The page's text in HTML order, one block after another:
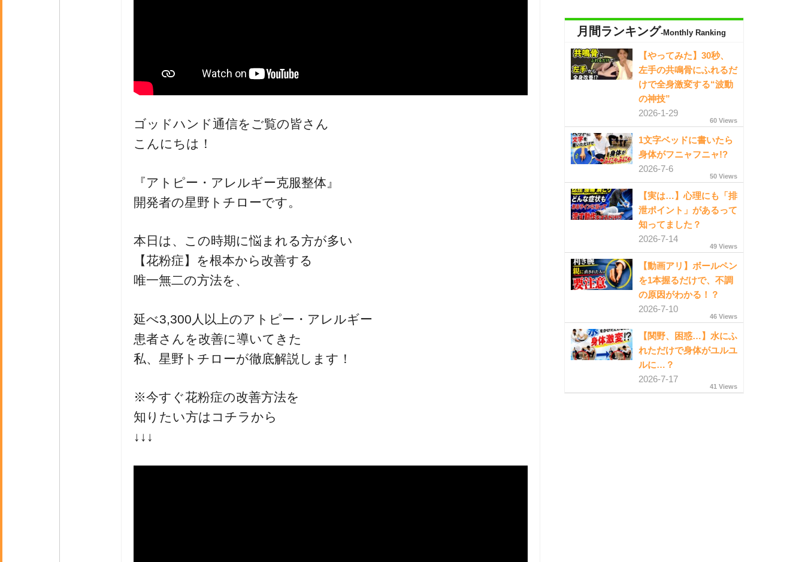
ゴッドハンド通信をご覧の皆さん
こんにちは！
『アトピー・アレルギー克服整体』
開発者の星野トチローです。
本日は、この時期に悩まれる方が多い
【花粉症】を根本から改善する
唯一無二の方法を、
延べ3,300人以上のアトピー・アレルギー
患者さんを改善に導いてきた
私、星野トチローが徹底解説します！
※今すぐ花粉症の改善方法を
知りたい方はコチラから
↓↓↓
月間ランキング-Monthly Ranking
【やってみた】30秒、
左手の共鳴骨にふれるだ
けで全身激変する“波動
の神技”
2026-1-29
60 Views
1文字ベッドに書いたら
身体がフニャフニャ!?
2026-7-6
50 Views
【実は…】心理にも「排
泄ポイント」があるって
知ってました？
2026-7-14
49 Views
【動画アリ】ボールペン
を1本握るだけで、不調
の原因がわかる！？
2026-7-10
46 Views
【関野、困惑…】水にふ
れただけで身体がユルユ
ルに…？
2026-7-17
41 Views